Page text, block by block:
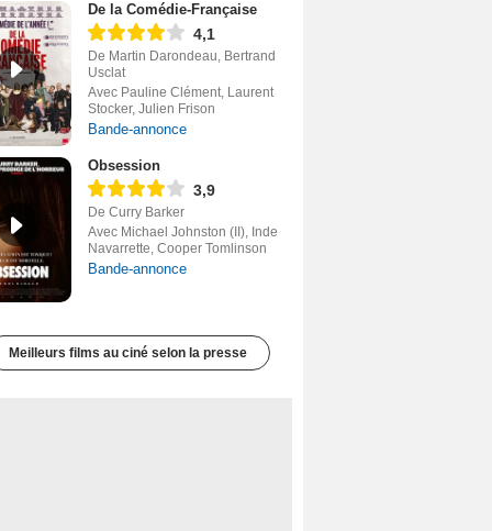
De la Comédie-Française
4,1
De Martin Darondeau, Bertrand
Usclat
Avec Pauline Clément, Laurent
Stocker, Julien Frison
Bande-annonce
Obsession
3,9
De Curry Barker
Avec Michael Johnston (II), Inde
Navarrette, Cooper Tomlinson
Bande-annonce
Meilleurs films au ciné selon la presse